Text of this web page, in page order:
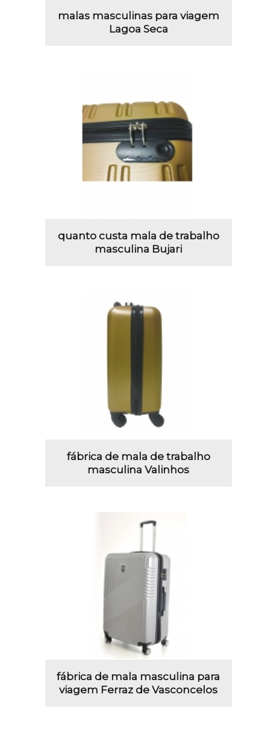
malas masculinas para viagem
Lagoa Seca
quanto custa mala de trabalho
masculina Bujari
fábrica de mala de trabalho
masculina Valinhos
fábrica de mala masculina para
viagem Ferraz de Vasconcelos